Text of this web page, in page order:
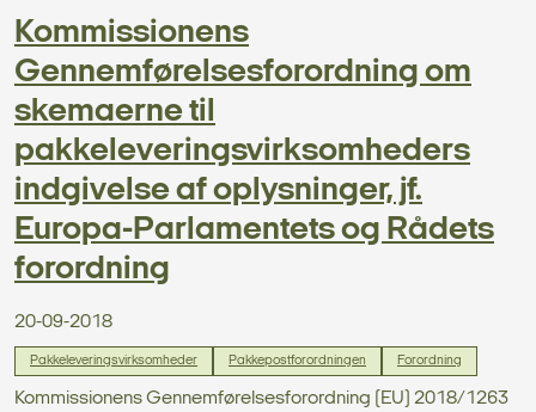
Kommissionens
Gennemførelsesforordning om
skemaerne til
pakkeleveringsvirksomheders
indgivelse af oplysninger, jf.
Europa-Parlamentets og Rådets
forordning
20-09-2018
Pakkeleveringsvirksomheder Pakkepostforordningen Forordning
Kommissionens Gennemførelsesforordning (EU) 2018/1263